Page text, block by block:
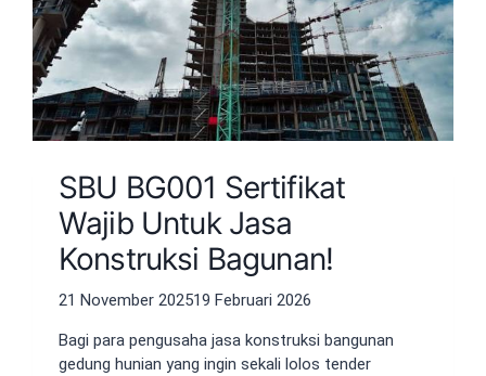
SBU BG001 Sertifikat
Wajib Untuk Jasa
Konstruksi Bagunan!
21 November 202519 Februari 2026
Bagi para pengusaha jasa konstruksi bangunan
gedung hunian yang ingin sekali lolos tender